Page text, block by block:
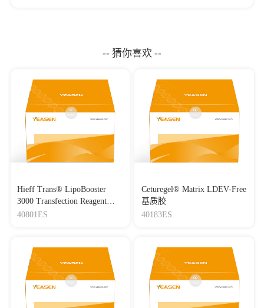
-- 猜你喜欢 --
Hieff Trans® LipoBooster
3000 Transfection Reagent
Lipo3000转染试剂
40801ES
Ceturegel® Matrix LDEV-Free
基质胶
40183ES